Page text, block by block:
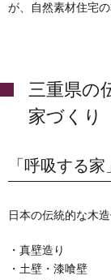
が、自然素材住宅の
三重県の
家づくり
「呼吸する
日本の伝統的な木
・真壁造り
・土壁・漆喰壁